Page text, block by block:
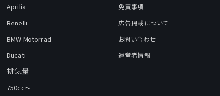
Aprilia
Benelli
BMW Motorrad
Ducati
排気量
750cc～
免責事項
広告掲載について
お問い合わせ
運営者情報